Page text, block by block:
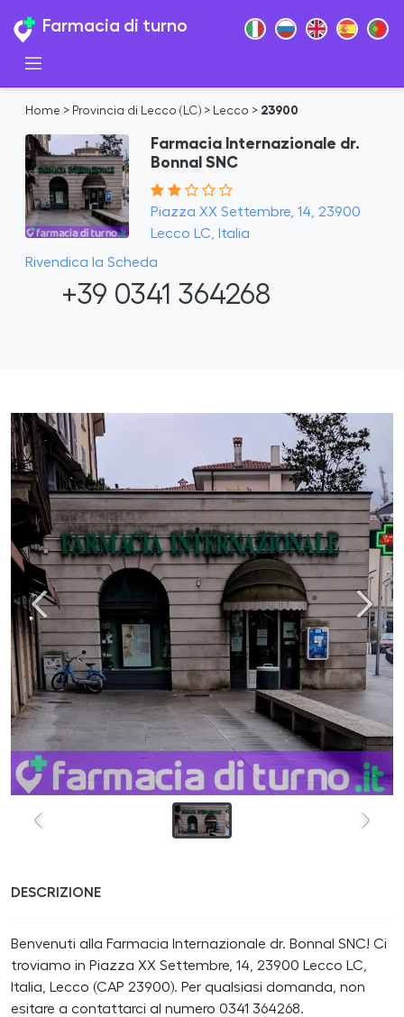
Farmacia di turno
Home > Provincia di Lecco (LC) > Lecco > 23900
Farmacia Internazionale dr.
Bonnal SNC
Piazza XX Settembre, 14, 23900
Lecco LC, Italia
Rivendica la Scheda
+39 0341 364268
DESCRIZIONE
Benvenuti alla Farmacia Internazionale dr. Bonnal SNC! Ci
troviamo in Piazza XX Settembre, 14, 23900 Lecco LC,
Italia, Lecco (CAP 23900). Per qualsiasi domanda, non
esitare a contattarci al numero 0341 364268.